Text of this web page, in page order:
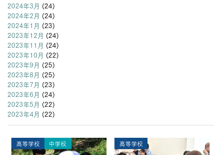
2024年3月 (24)
2024年2月 (24)
2024年1月 (23)
2023年12月 (24)
2023年11月 (24)
2023年10月 (22)
2023年9月 (25)
2023年8月 (25)
2023年7月 (23)
2023年6月 (24)
2023年5月 (22)
2023年4月 (22)
高等学校 中学校 高等学校